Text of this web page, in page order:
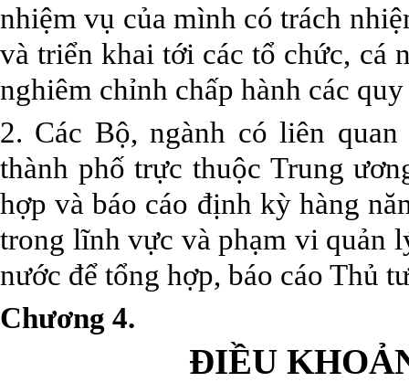
nhiệm vụ của mình có trách
và triển khai tới các tổ chức, cá
nghiêm chỉnh chấp hành các
2. Các Bộ, ngành có liên
thành phố trực thuộc Trung
hợp và báo cáo định kỳ hàng
trong lĩnh vực và phạm vi quản
nước để tổng hợp, báo cáo Thủ
Chương 4.
ĐIỀU